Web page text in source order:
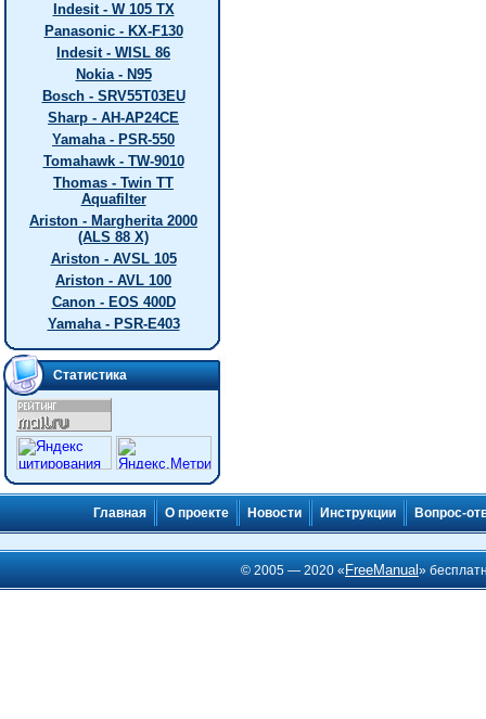
Indesit - W 105 TX
Panasonic - KX-F130
Indesit - WISL 86
Nokia - N95
Bosch - SRV55T03EU
Sharp - AH-AP24CE
Yamaha - PSR-550
Tomahawk - TW-9010
Thomas - Twin TT
Aquafilter
Ariston - Margherita 2000
(ALS 88 X)
Ariston - AVSL 105
Ariston - AVL 100
Canon - EOS 400D
Yamaha - PSR-E403
Статистика
Главная О проекте Новости Инструкции Вопрос-
© 2005 — 2020 « FreeManual»